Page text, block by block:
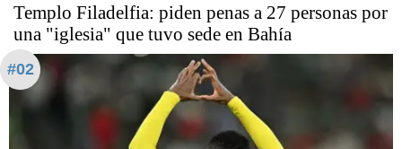
​​​​​Templo Filadelfia: piden penas a 27 personas por
una "iglesia" que tuvo sede en Bahía
#02